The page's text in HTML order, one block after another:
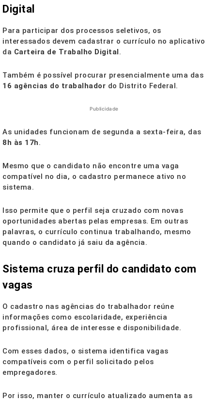
Digital
Para participar dos processos seletivos, os
interessados devem cadastrar o currículo no aplicativo
da Carteira de Trabalho Digital .
Também é possível procurar presencialmente uma das
16 agências do trabalhador do Distrito Federal.
Publicidade
As unidades funcionam de segunda a sexta-feira, das
8h às 17h.
Mesmo que o candidato não encontre uma vaga
compatível no dia, o cadastro permanece ativo no
sistema.
Isso permite que o perfil seja cruzado com novas
oportunidades abertas pelas empresas. Em outras
palavras, o currículo continua trabalhando, mesmo
quando o candidato já saiu da agência.
Sistema cruza perfil do candidato com
vagas
O cadastro nas agências do trabalhador reúne
informações como escolaridade, experiência
profissional, área de interesse e disponibilidade.
Com esses dados, o sistema identifica vagas
compatíveis com o perfil solicitado pelos
empregadores.
Por isso, manter o currículo atualizado aumenta as